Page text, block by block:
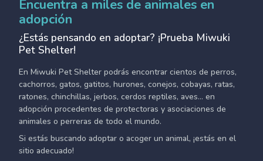
Encuentra a miles de animales en
adopción
¿Estás pensando en adoptar? ¡Prueba Miwuki
Pet Shelter!
En Miwuki Pet Shelter podrás encontrar cientos de perros,
cachorros, gatos, gatitos, hurones, conejos, cobayas, ratas,
ratones, chinchillas, jerbos, cerdos reptiles, aves... en
adopción procedentes de protectoras y asociaciones de
animales o perreras de todo el mundo.
Si estás buscando adoptar o acoger un animal, ¡estás en el
sitio adecuado!